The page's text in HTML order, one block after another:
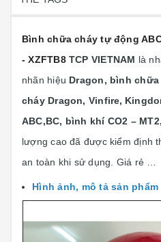
Bình chữa cháy tự động
- XZFTB8 TCP VIETNAM là
nhãn hiệu Dragon, bình
cháy Dragon, Vinfire,
ABC,BC, bình khí CO2 –
lượng cao đã được kiểm định
an toàn khi sử dụng. Giá rẻ …
Hình ảnh, mô tả sản phẩm